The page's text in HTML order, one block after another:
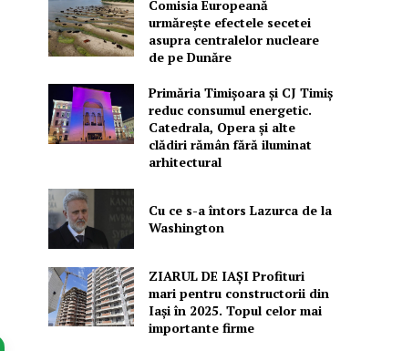
Comisia Europeană
urmărește efectele secetei
asupra centralelor nucleare
de pe Dunăre
Primăria Timișoara şi CJ Timiș
reduc consumul energetic.
Catedrala, Opera şi alte
clădiri rămân fără iluminat
arhitectural
Cu ce s-a întors Lazurca de la
Washington
ZIARUL DE IAȘI Profituri
mari pentru constructorii din
Iași în 2025. Topul celor mai
importante firme